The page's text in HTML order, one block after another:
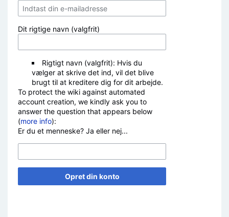
Dit rigtige navn (valgfrit)
Rigtigt navn (valgfrit): Hvis du
vælger at skrive det ind, vil det blive
brugt til at kreditere dig for dit arbejde.
To protect the wiki against automated
account creation, we kindly ask you to
answer the question that appears below
(more info):
Er du et menneske? Ja eller nej...
Opret din konto